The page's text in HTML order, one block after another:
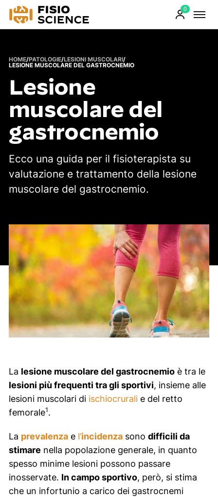
0
Prodotti
HOME/PATOLOGIE/LESIONI MUSCOLARI/
LESIONE MUSCOLARE DEL GASTROCNEMIO
Lesione
muscolare del
gastrocnemio
Ecco una guida per il fisioterapista su
valutazione e trattamento della lesione
muscolare del gastrocnemio.
La lesione muscolare del gastrocnemioè tra le
lesioni più frequenti tra gli sportivi, insieme alle
lesioni muscolari di ischiocruralie del retto
femorale1.
La prevalenzae l’incidenzasono difficili da
stimare nella popolazione generale, in quanto
spesso minime lesioni possono passare
inosservate. In campo sportivo, però, si stima
che un infortunio a carico dei gastrocnemi